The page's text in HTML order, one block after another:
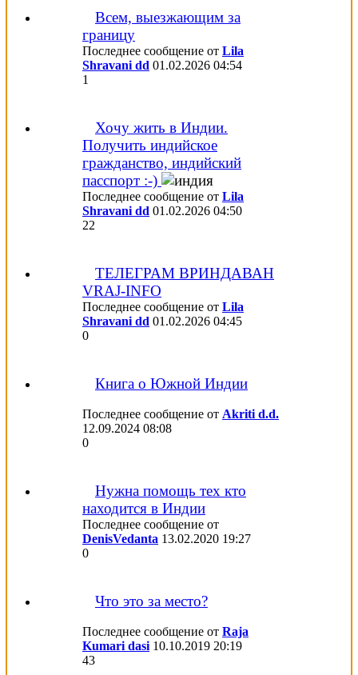
Всем, выезжающим за
границу
Последнее сообщение от Lila
Shravani dd 01.02.2026 04:54
1
Хочу жить в Индии.
Получить индийское
гражданство, индийский
пасспорт :-)
Последнее сообщение от Lila
Shravani dd 01.02.2026 04:50
22
ТЕЛЕГРАМ ВРИНДАВАН
VRAJ-INFO
Последнее сообщение от Lila
Shravani dd 01.02.2026 04:45
0
Книга о Южной Индии
Последнее сообщение от Akriti d.d.
12.09.2024 08:08
0
Нужна помощь тех кто
находится в Индии
Последнее сообщение от
DenisVedanta 13.02.2020 19:27
0
Что это за место?
Последнее сообщение от Raja
Kumari dasi 10.10.2019 20:19
43